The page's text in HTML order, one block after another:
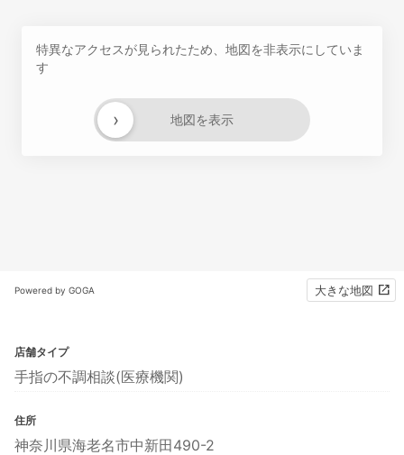
特異なアクセスが見られたため、地図を非表示にしていま
す
地図を表示
›
Powered by GOGA 大きな地図
店舗タイプ
手指の不調相談(医療機関)
住所
神奈川県海老名市中新田490-2